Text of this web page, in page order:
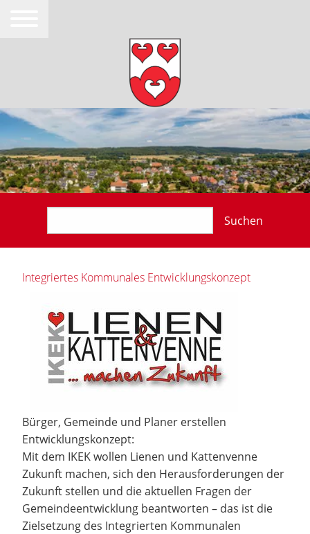
Suchen
Integriertes Kommunales Entwicklungskonzept
Bürger, Gemeinde und Planer erstellen
Entwicklungskonzept:
Mit dem IKEK wollen Lienen und Kattenvenne
Zukunft machen, sich den Herausforderungen der
Zukunft stellen und die aktuellen Fragen der
Gemeindeentwicklung beantworten – das ist die
Zielsetzung des Integrierten Kommunalen